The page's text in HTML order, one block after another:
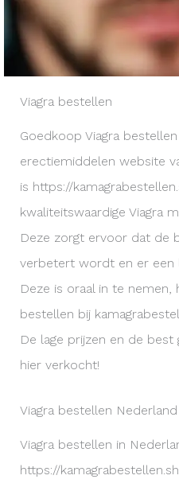
Viagra bestellen
Goedkoop Viagra
erectiemiddelen website
is https://
kwaliteitswaardige Viagra
Deze zorgt ervoor dat de
verbetert wordt en er een
Deze is oraal in te nemen,
bestellen bij
De lage prijzen en de
hier verkocht!
Viagra bestellen Nederland
Viagra bestellen in
https://